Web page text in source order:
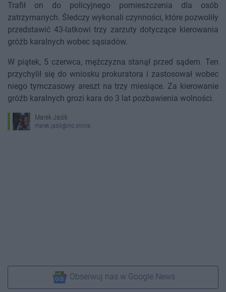
Trafił on do policyjnego pomieszczenia dla osób
zatrzymanych. Śledczy wykonali czynności, które pozwoliły
przedstawić 43-latkowi trzy zarzuty dotyczące kierowania
gróźb karalnych wobec sąsiadów.
W piątek, 5 czerwca, mężczyzna stanął przed sądem. Ten
przychylił się do wniosku prokuratora i zastosował wobec
niego tymczasowy areszt na trzy miesiące. Za kierowanie
gróźb karalnych grozi kara do 3 lat pozbawienia wolności.
Marek Jasik
marek.jasik@ino.online
Obserwuj nas w Google News